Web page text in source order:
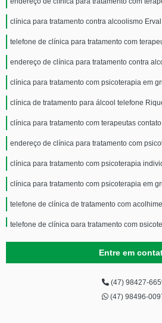
clínica para tratamento contra alcoolismo
telefone de clínica para tratamento com
endereço de clínica para tratamento contra
clínica para tratamento com psicoterapia em
clínica de tratamento para álcool telefone
clínica para tratamento com terapeutas
endereço de clínica para tratamento com
clínica para tratamento com psicoterapia
clínica para tratamento com psicoterapia em
telefone de clínica de tratamento com
telefone de clínica para tratamento com
clínica para tratamento de alcoolismo telefone
Entre em
(47) 98427-
(47) 98496-